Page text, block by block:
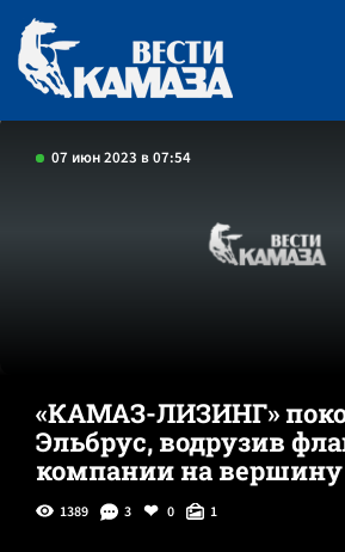
07 июн 2023 в 07:54
«КАМАЗ-ЛИЗИНГ»
Эльбрус, водрузив
компании на
1389 3 0 1